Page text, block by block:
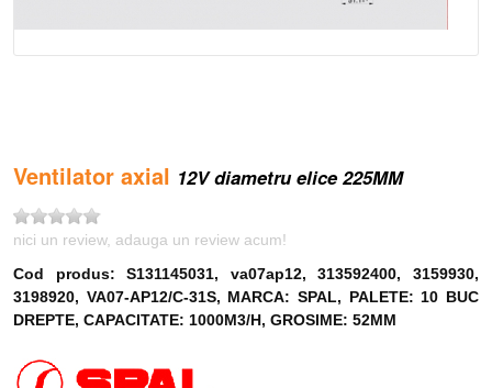
Ventilator axial 12V diametru elice 225MM
nici un review, adauga un review acum!
Cod produs: S131145031, va07ap12, 313592400, 3159930,
3198920, VA07-AP12/C-31S, MARCA: SPAL, PALETE: 10 BUC
DREPTE, CAPACITATE: 1000M3/H, GROSIME: 52MM